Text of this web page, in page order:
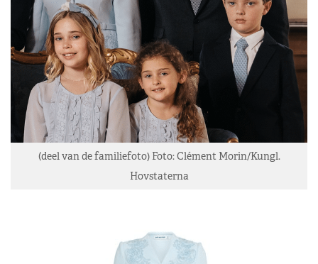
(deel van de familiefoto) Foto: Clément Morin/Kungl.
Hovstaterna